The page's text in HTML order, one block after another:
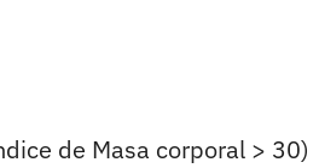
de Masa corporal > 30)